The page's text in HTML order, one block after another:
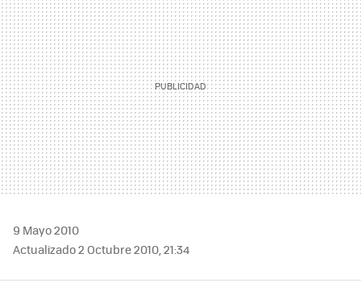
9 Mayo 2010
Actualizado 2 Octubre 2010, 21:34